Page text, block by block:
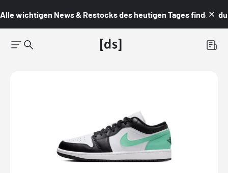
Alle wichtigen News & Restocks des heutigen Tages findest du